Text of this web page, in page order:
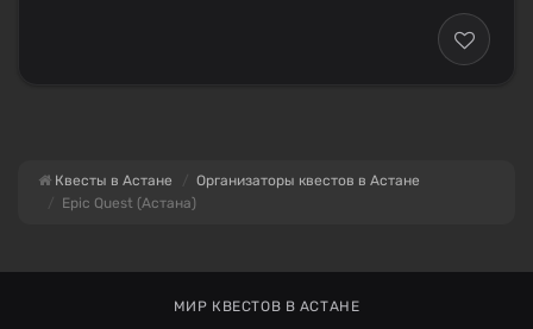
Квесты в Астане
Организаторы квестов в Астане
Epic Quest (Астана)
МИР КВЕСТОВ В АСТАНЕ